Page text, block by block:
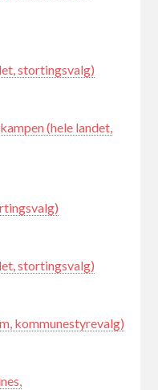
stortingsvalg)
(hele landet,
stortingsvalg)
kommunestyrevalg)